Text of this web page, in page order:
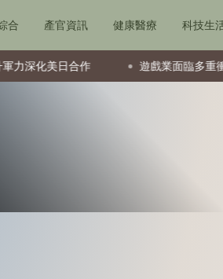
合 產官資訊 健康醫療 科技生
遊戲業面臨多重衝擊 高價、全數位